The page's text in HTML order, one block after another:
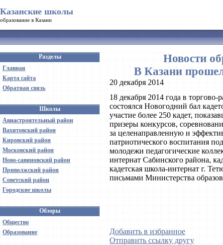
Казанские школы
образование в Казани
Разделы
Главная
Карта сайта
Обратная связь
Школы
Авиастроительный район
Вахитовский район
Кировский район
Московский район
Ново-савиновский район
Приволжский район
Советский район
Городские школы
Обзоры
Общество
Образование
Новости
В Казани
20 декабря 2014
18 декабря 2014 года в торгово-
состоялся Новогодний бал
участие более 250 кадет,
призеры конкурсов,
за целенаправленную и
патриотического воспитания
молодежи педагогические
интернат Сабинского района,
кадетская школа-интернат г.
письмами Министерства
Добавить в избранное
Отправить ссылку другу